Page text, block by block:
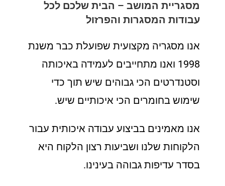
מסגריית המושב – הבית שלכם לכל
עבודות המסגרות והפרזול
אנו מסגריה מקצועית שפועלת כבר משנת
1998 ואנו מתחייבים לעמידה באיכותה
וסטנדרטים הכי גבוהים שיש תוך כדי
שימוש בחומרים הכי איכותיים שיש.
אנו מאמינים בביצוע עבודה איכותית עבור
הלקוחות שלנו ושביעות רצון הלקוח היא
בסדר עדיפות גבוהה בעינינו.